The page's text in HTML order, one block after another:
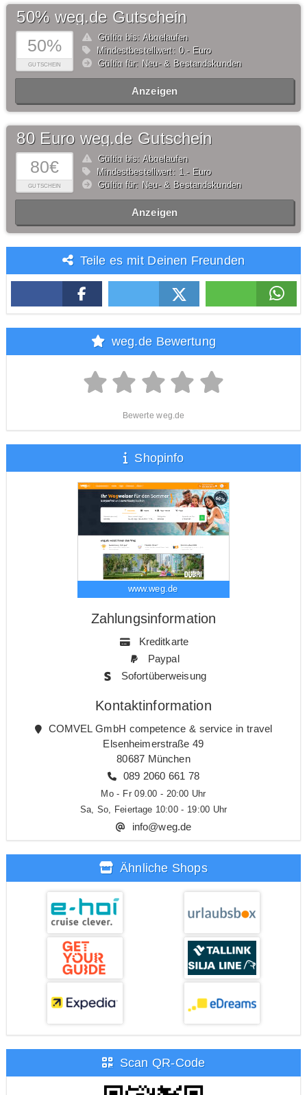
50%
GUTSCHEIN
50% weg.de Gutschein
Gültig bis: Abgelaufen
Mindestbestellwert: 0,- Euro
Gültig für: Neu- & Bestandskunden
Anzeigen
80€
GUTSCHEIN
80 Euro weg.de Gutschein
Gültig bis: Abgelaufen
Mindestbestellwert: 1,- Euro
Gültig für: Neu- & Bestandskunden
Anzeigen
Teile es mit Deinen Freunden
weg.de Bewertung
Bewerte weg.de
Shopinfo
www.weg.de
Zahlungsinformation
Kreditkarte
Paypal
Sofortüberweisung
Kontaktinformation
COMVEL GmbH competence & service in travel
Elsenheimerstraße 49
80687 München
089 2060 661 78
Mo - Fr 09.00 - 20:00 Uhr
Sa, So, Feiertage 10:00 - 19:00 Uhr
info@weg.de
Ähnliche Shops
Scan QR-Code